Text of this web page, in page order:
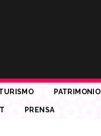
PATRIMONIO
PRENSA